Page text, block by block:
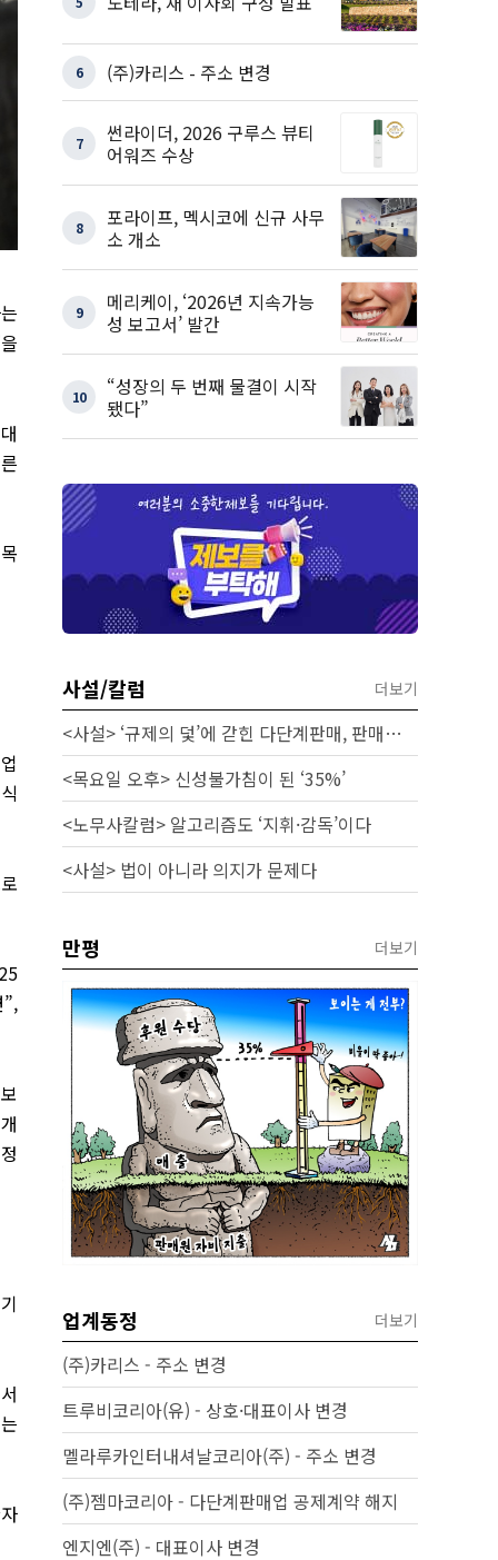
6 (주)카리스 - 주소 변경
7
썬라이더, 2026 구루스 뷰티
어워즈 수상
8
포라이프, 멕시코에 신규 사무
소 개소
9
메리케이, ‘2026년 지속가능
성 보고서’ 발간
10
“성장의 두 번째 물결이 시작
됐다”
사설/칼럼 더보기
<사설> ‘규제의 덫’에 갇힌 다단계판매, 판매원 보호 시급하다
<목요일 오후> 신성불가침이 된 ‘35%’
<노무사칼럼> 알고리즘도 ‘지휘·감독’이다
<사설> 법이 아니라 의지가 문제다
만평 더보기
업계동정 더보기
(주)카리스 - 주소 변경
트루비코리아(유) - 상호·대표이사 변경
멜라루카인터내셔날코리아(주) - 주소 변경
(주)젬마코리아 - 다단계판매업 공제계약 해지
엔지엔(주) - 대표이사 변경